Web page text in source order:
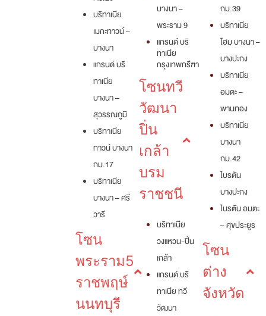
บริทาเนีย
เมกะทาวน์ –
บางนา
แกรนด์ บริ
ทาเนีย
บางนา –
สุวรรณภูมิ
บริทาเนีย
ทาวน์ บางนา
กม.17
บริทาเนีย
บางนา – ศรี
วารี
โซน
พระราม5
ราชพฤษ์
นนทบุรี
บางนา –
พระราม 9
แกรนด์ บริ
ทาเนีย
กรุงเทพกรีฑา
โซนทวี
วัฒนา
ปิ่น
เกล้า
บรม
ราชชนี
บริทาเนีย
วงแหวน-ปิ่น
เกล้า
แกรนด์ บริ
ทาเนีย ทวี
วัฒนา
กม.39
บริทาเนีย
โฮม บางนา –
บางปะกง
บริทาเนีย
อมตะ –
พานทอง
บริทาเนีย
บางนา
กม.42
ไบรตัน
บางปะกง
ไบรตัน อมตะ
– ศุขประยูร
โซน
ต่าง
จังหวัด